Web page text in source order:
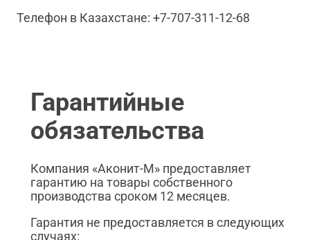
Телефон в Казахстане: +7-707-311-12-68
Гарантийные
обязательства
Компания «Аконит-М» предоставляет
гарантию на товары собственного
производства сроком 12 месяцев.
Гарантия не предоставляется в следующих
случаях: